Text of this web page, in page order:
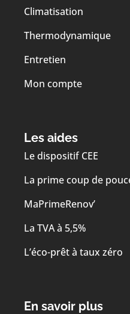
Climatisation
Thermodynamique
Entretien
Mon compte
Les aides
Le dispositif CEE
La prime coup de
MaPrimeRenov’
La TVA à 5,5%
L’éco-prêt à taux zéro
En savoir plus